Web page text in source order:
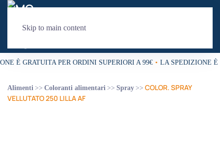
Skip to main content
È GRATUITA PER ORDINI SUPERIORI A 99€ • LA SPEDIZIONE È
Alimenti Coloranti alimentari Spray
COLOR. SPRAY
VELLUTATO 250 LILLA AF